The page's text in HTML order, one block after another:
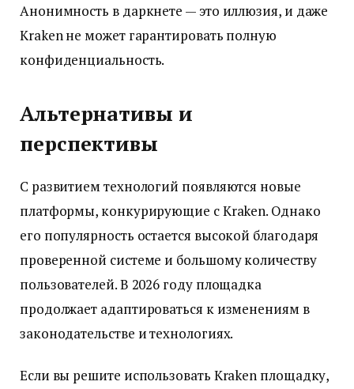
Анонимность в даркнете — это иллюзия, и даже
Kraken не может гарантировать полную
конфиденциальность.
Альтернативы и
перспективы
С развитием технологий появляются новые
платформы, конкурирующие с Kraken. Однако
его популярность остается высокой благодаря
проверенной системе и большому количеству
пользователей. В 2026 году площадка
продолжает адаптироваться к изменениям в
законодательстве и технологиях.
Если вы решите использовать Kraken площадку,